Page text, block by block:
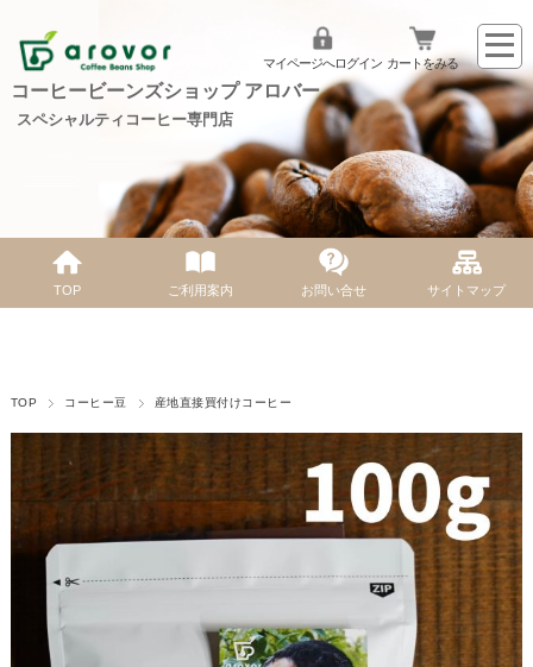
コーヒービーンズショップ アロバー
スペシャルティコーヒー専門店
マイページへログイン カートをみる
TOP ご利用案内 お問い合せ サイトマップ
TOP コーヒー豆 産地直接買付けコーヒー